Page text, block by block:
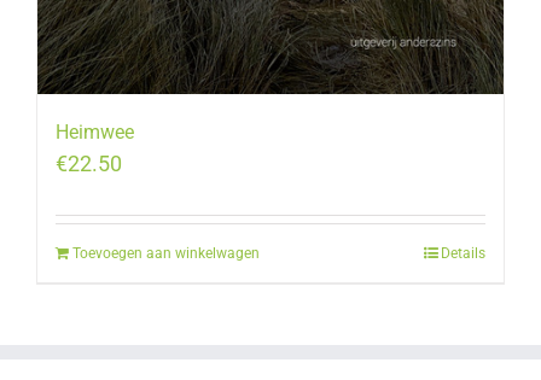
Heimwee
€22.50
Toevoegen aan winkelwagen Details